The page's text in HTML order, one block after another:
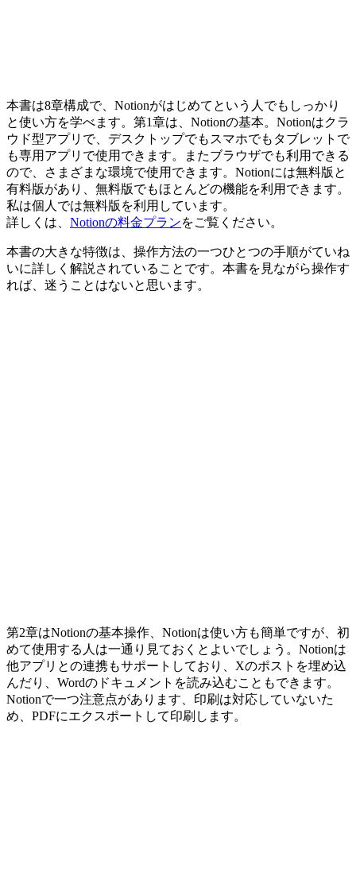
本書は8章構成で、Notionがはじめてという人でもしっかり
と使い方を学べます。第1章は、Notionの基本。Notionはクラ
ウド型アプリで、デスクトップでもスマホでもタブレットで
も専用アプリで使用できます。またブラウザでも利用できる
ので、さまざまな環境で使用できます。Notionには無料版と
有料版があり、無料版でもほとんどの機能を利用できます。
私は個人では無料版を利用しています。
詳しくは、 Notionの料金プランをご覧ください。
本書の大きな特徴は、操作方法の一つひとつの手順がていね
いに詳しく解説されていることです。本書を見ながら操作す
れば、迷うことはないと思います。
第2章はNotionの基本操作、Notionは使い方も簡単ですが、初
めて使用する人は一通り見ておくとよいでしょう。Notionは
他アプリとの連携もサポートしており、Xのポストを埋め込
んだり、Wordのドキュメントを読み込むこともできます。
Notionで一つ注意点があります、印刷は対応していないた
め、PDFにエクスポートして印刷します。